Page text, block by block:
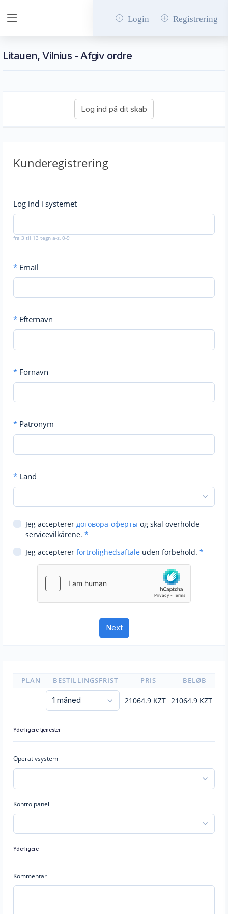
Login Registrering
Litauen, Vilnius - Afgiv ordre
Kunderegistrering
Log ind i systemet
fra 3 til 13 tegn a-z, 0-9
* Email
* Efternavn
* Fornavn
* Patronym
* Land
Jeg accepterer договора-оферты og skal overholde
servicevilkårene. *
Jeg accepterer fortrolighedsaftale uden forbehold. *
PLAN BESTILLINGSFRIST PRIS BELØB
21064.9 KZT 21064.9 KZT
Yderligere tjenester
Operativsystem
Kontrolpanel
Yderligere
Kommentar